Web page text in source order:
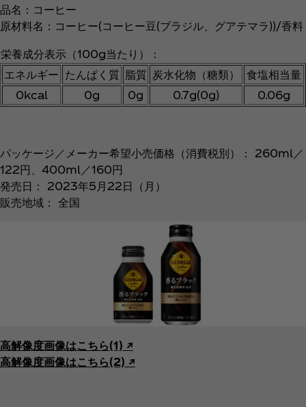
品名：コーヒー
原材料名：コーヒー(コーヒー豆(ブラジル、グアテマラ))/香料
栄養成分表示（100g当たり）：
エネルギー たんぱく質 脂質 炭水化物（糖類）
食塩相当量
0kcal
0g 0g 0.7g(0g) 0.06g
パッケージ／メーカー希望小売価格（消費税別）： 260ml／
122円、400ml／160円
発売日： 2023年5月22日（月）
販売地域： 全国
高解像度画像はこちら(1) ↗︎
高解像度画像はこちら(2) ↗︎